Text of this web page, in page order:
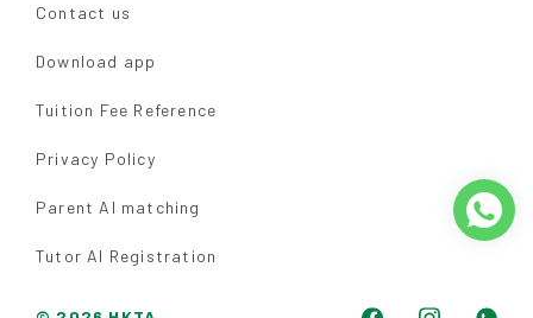
Contact us
Download app
Tuition Fee Reference
Privacy Policy
Parent AI matching
Tutor AI Registration